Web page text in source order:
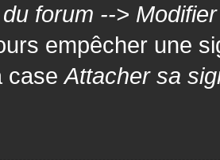
forum -->
empêcher une
caseAttacher sa